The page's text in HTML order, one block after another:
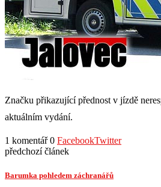
Značku přikazující přednost v jízdě
aktuálním vydání.
1 komentář 0 FacebookTwitter
předchozí článek
Barumka pohledem záchranářů